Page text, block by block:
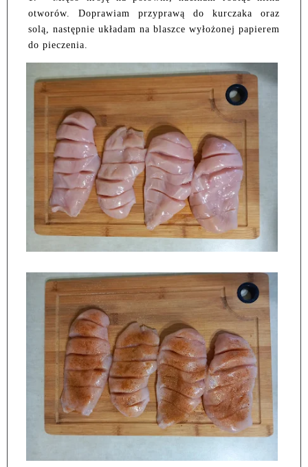
otworów. Doprawiam przyprawą do kurczaka oraz
solą, następnie układam na blaszce wyłożonej papierem
do pieczenia.